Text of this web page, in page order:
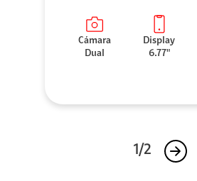
Cámara
Dual
Display
6.77"
1/2